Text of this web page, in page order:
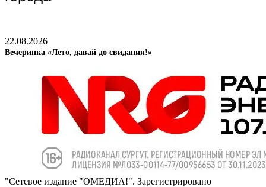
22.08.2026
Вечеринка «Лето, давай до свидания!»
"Сетевое издание "ОМЕДИА!". Зарегистрировано